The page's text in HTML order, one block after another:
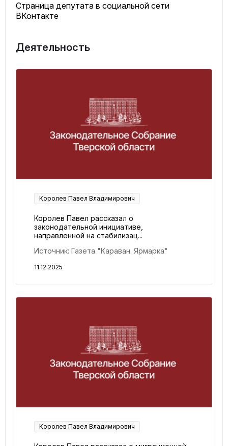
Страница депутата в социальной сети
ВКонтакте
Деятельность
Королев Павел Владимирович
Королев Павел рассказал о
законодательной инициативе,
направленной на стабилизац...
Источник: Газета "Караван. Ярмарка"
11.12.2025
Королев Павел Владимирович